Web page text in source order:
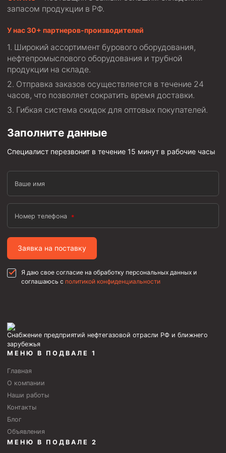
Муфта ОТТМ 146
Муфта БТС 324
Муфта БТС 245
Муфта БТС 178
Муфта БТС 168
Муфта ОТТМ 127
Муфта ОТТМ 245
Муфта ОТТМ 324
Муфта ОТТМ 168
Муфта ОТТМ 114
Муфта ОТТГ 168
Муфта ОТТГ 146
Муфта ОТТГ 127
Муфта ОТТГ 114
высокого давления
Задвижки буровые
Буровые насосы
Противовыбросовое оборудование
Буровые установки
запасом продукции в РФ.
У нас 30+ партнеров-производителей
Широкий ассортимент бурового оборудования,
нефтепромыслового оборудования и трубной
продукции на складе.
Отправка заказов осуществляется в течение 24
часов, что позволяет сократить время доставки.
Гибкая система скидок для оптовых покупателей.
Заполните данные
Специалист перезвонит в течение 15 минут в рабочие часы
Ваше имя
Номер телефона
Заявка на поставку
Я даю свое согласие на обработку персональных данных и
соглашаюсь с политикой конфиденциальности
Снабжение предприятий нефтегазовой отрасли РФ и ближнего
зарубежья
МЕНЮ В ПОДВАЛЕ 1
Главная
О компании
Наши работы
Контакты
Блог
Объявления
МЕНЮ В ПОДВАЛЕ 2